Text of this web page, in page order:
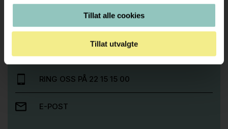
Tillat alle cookies
Tillat utvalgte
Trenger du hjelp med et større kjøp eller
Ta kontakt med oss så hjelper vi deg!
RING OSS PÅ 22 15 15 00
E-POST